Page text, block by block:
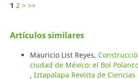
1 2 > >>
Artículos similares
Mauricio List Reyes,
ciudad de México: el Bol
, Iztapalapa Revista de Ciencias